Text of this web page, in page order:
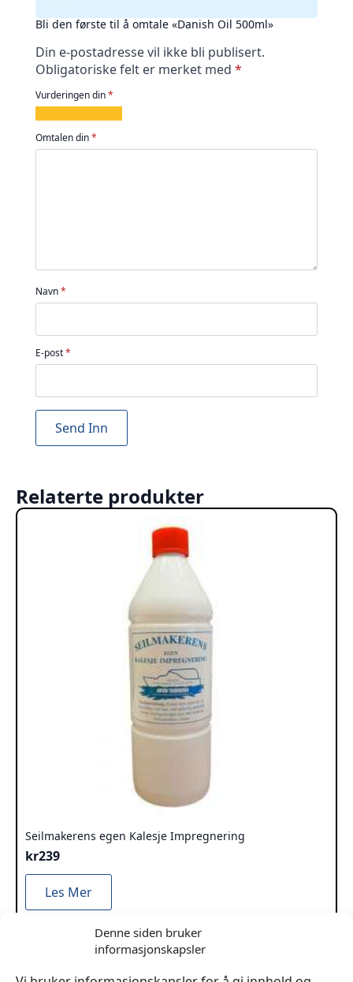
Denne siden bruker
informasjonskapsler
Bli den første til å omtale «Danish Oil 500ml»
Din e-postadresse vil ikke bli publisert.
Obligatoriske felt er merket med *
Vurderingen din*
av
5
av
5
av
5
av
5 5
Omtalen din*
Navn*
E-post*
Relaterte produkter
Seilmakerens egen Kalesje Impregnering
kr239
Les Mer